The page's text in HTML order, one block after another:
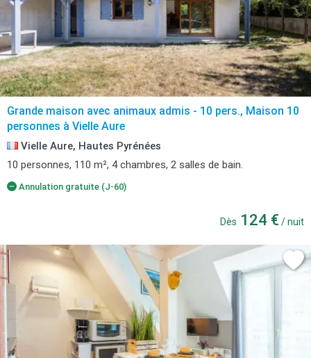
Grande maison avec animaux admis - 10 pers., Maison 10
personnes à Vielle Aure
Vielle Aure, Hautes Pyrénées
10 personnes, 110 m², 4 chambres, 2 salles de bain.
Annulation gratuite (J-60)
Dès 124 € / nuit